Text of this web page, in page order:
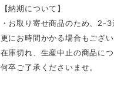
【納期について】
・お取り寄せ商品のため、2-3
更にお時間かかる場合もござ
在庫切れ、生産中止の商品に
何卒ご了承くださいませ。